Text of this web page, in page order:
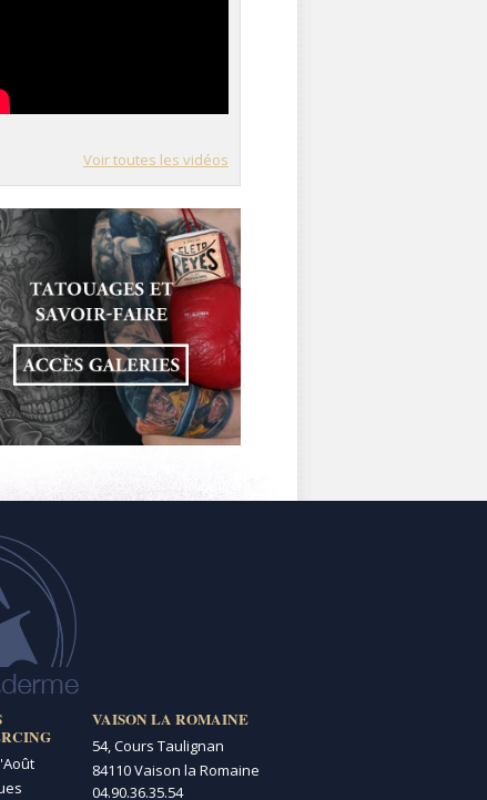
Voir toutes les vidéos
VAISON LA ROMAINE
54, Cours Taulignan
84110 Vaison la Romaine
04.90.36.35.54